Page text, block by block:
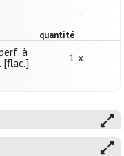
quantité
à
[flac.]
1 x